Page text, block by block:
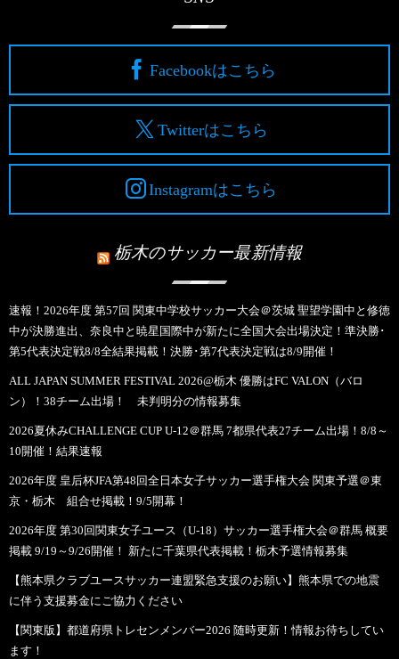
Facebookはこちら
Twitterはこちら
Instagramはこちら
栃木のサッカー最新情報
速報！2026年度 第57回 関東中学校サッカー大会＠茨城 聖望学園中と修徳
中が決勝進出、奈良中と暁星国際中が新たに全国大会出場決定！準決勝･
第5代表決定戦8/8全結果掲載！決勝･第7代表決定戦は8/9開催！
ALL JAPAN SUMMER FESTIVAL 2026@栃木 優勝はFC VALON（バロ
ン）！38チーム出場！ 未判明分の情報募集
2026夏休みCHALLENGE CUP U-12＠群馬 7都県代表27チーム出場！8/8～
10開催！結果速報
2026年度 皇后杯JFA第48回全日本女子サッカー選手権大会 関東予選＠東
京・栃木 組合せ掲載！9/5開幕！
2026年度 第30回関東女子ユース（U-18）サッカー選手権大会＠群馬 概要
掲載 9/19～9/26開催！ 新たに千葉県代表掲載！栃木予選情報募集
【熊本県クラブユースサッカー連盟緊急支援のお願い】熊本県での地震
に伴う支援募金にご協力ください
【関東版】都道府県トレセンメンバー2026 随時更新！情報お待ちしてい
ます！